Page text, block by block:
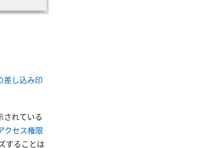
差し込み印
されている
クセス権限
することは